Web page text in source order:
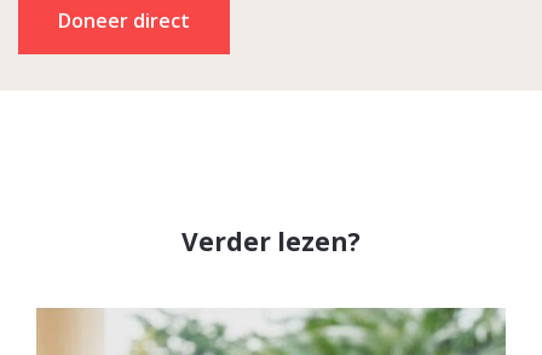
Doneer direct
Verder lezen?